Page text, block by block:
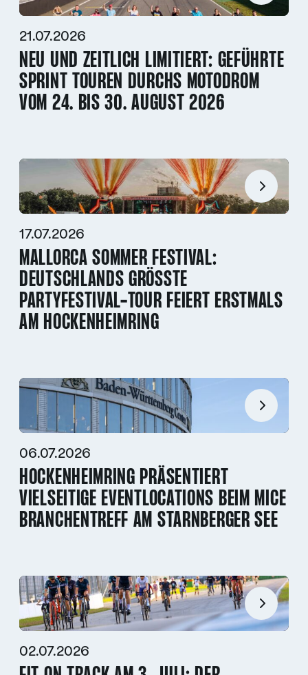
21.07.2026
NEU UND ZEITLICH LIMITIERT: GEFÜHRTE
SPRINT TOUREN DURCHS MOTODROM
VOM 24. BIS 30. AUGUST 2026
17.07.2026
MALLORCA SOMMER FESTIVAL:
DEUTSCHLANDS GRÖSSTE P
ARTYFESTIVAL-TOUR FEIERT ERSTMALS A
M HOCKENHEIMRING
06.07.2026
HOCKENHEIMRING PRÄSENTIERT
VIELSEITIGE EVENTLOCATIONS BEIM MICE
BRANCHENTREFF AM STARNBERGER SEE
02.07.2026